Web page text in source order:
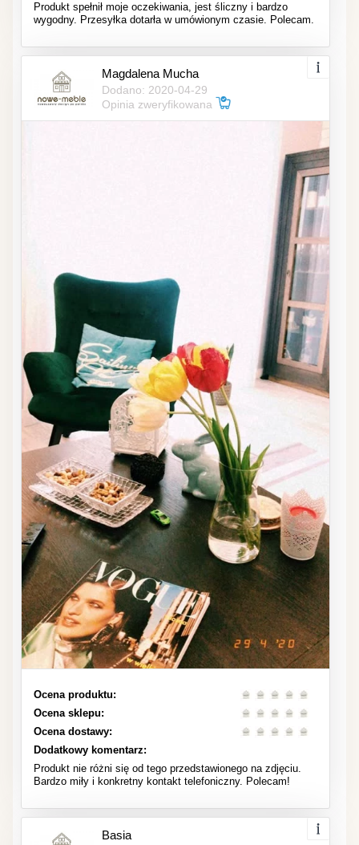
Produkt spełnił moje oczekiwania, jest śliczny i bardzo
wygodny. Przesyłka dotarła w umówionym czasie. Polecam.
Magdalena Mucha
Dodano: 2020-04-29
Opinia zweryfikowana
Ocena produktu:
Ocena sklepu:
Ocena dostawy:
Dodatkowy komentarz:
Produkt nie różni się od tego przedstawionego na zdjęciu.
Bardzo miły i konkretny kontakt telefoniczny. Polecam!
Basia